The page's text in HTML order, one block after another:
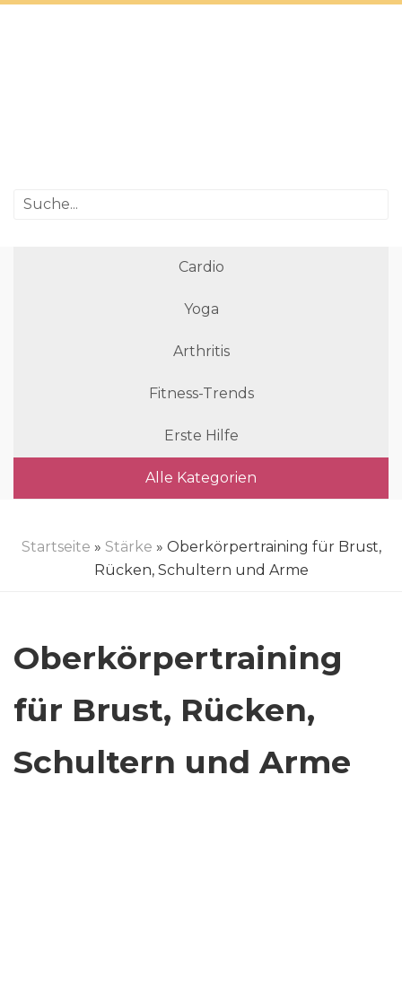
Cardio
Yoga
Arthritis
Fitness-Trends
Erste Hilfe
Alle Kategorien
Startseite » Stärke » Oberkörpertraining für Brust,
Rücken, Schultern und Arme
Oberkörpertraining
für Brust, Rücken,
Schultern und Arme